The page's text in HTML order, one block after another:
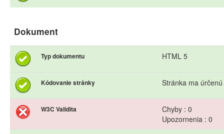
Dokument
Typ dokumentu HTML 5
Kódovanie stránky Stránka ma
W3C Validita
Chyby : 0
Upozornenia : 0